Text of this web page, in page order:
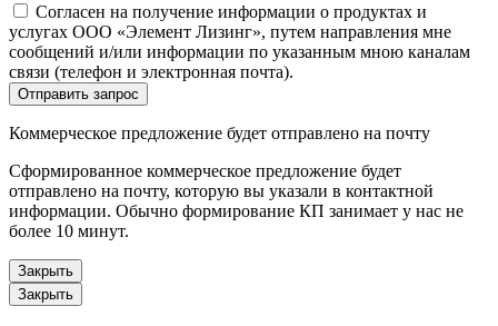
Согласен на получение информации о продуктах и
услугах ООО «Элемент Лизинг», путем направления мне
сообщений и/или информации по указанным мною каналам
связи (телефон и электронная почта).
Отправить запрос
Коммерческое предложение будет отправлено на почту
Сформированное коммерческое предложение будет
отправлено на почту, которую вы указали в контактной
информации. Обычно формирование КП занимает у нас не
более 10 минут.
Закрыть
Закрыть